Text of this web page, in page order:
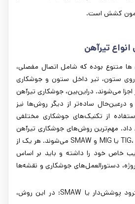
کشش است.
تیرآهن
ها متنوع بوده که شامل اتصال مفصلی،
روی ستون، تیر داخل ستون و جوشکاری
اجزا می‌شوند. دراین‌بین، جوشکاری تیرآهن
ساده‌تر از دیگر روش‌ها نیز
از تکنیک‌های جوشکاری مختلفی
مهم‌ترین روش‌های جوشکاری تیرآهن
شامل GTAW یا TIG، GMAW یا MIG و SMAW می‌شوند. هر یک از
خاص خود را داشته و باید بر اساس
دستورالعمل‌های جوشکاری و نقشه‌ها
جوشکاری قوس الکترود پوشش‌دار یا SMAW: در این روش،